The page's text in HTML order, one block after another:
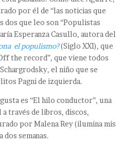
por él de “las noticias que
dos que leo son “Populistas
Esperanza Casullo, autora del
el populismo?(Siglo XXI), que
the record”, que viene todos
el niño que se
Pagni de izquierda.
es “El hilo conductor”, una
través de libros, discos,
por Malena Rey (ilumina mis
dos semanas.